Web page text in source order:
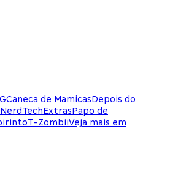
Caneca de MamicasDepois do
NerdTechExtrasPapo de
T-ZombiiVeja mais em